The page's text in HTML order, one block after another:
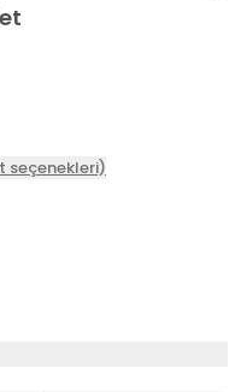
seçenekleri)